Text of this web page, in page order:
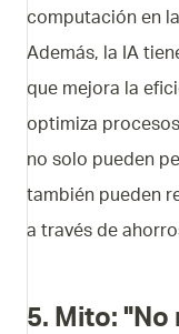
computación en
Además, la IA
que mejora la
optimiza
no solo pueden
también pueden
a través de
5. Mito: "No